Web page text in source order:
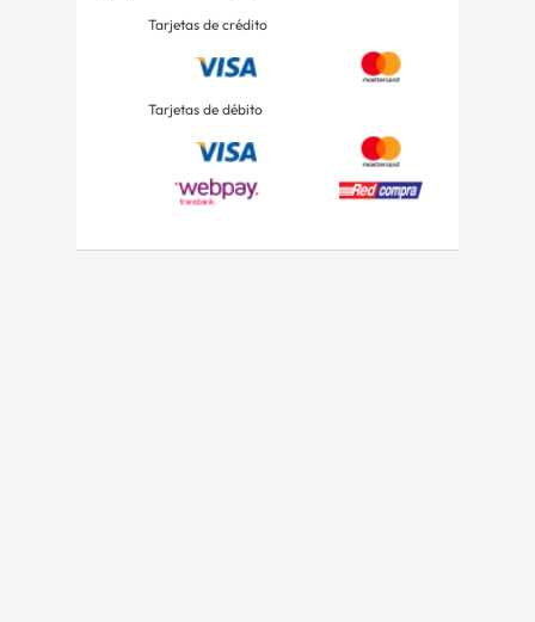
Tarjetas de crédito
Tarjetas de débito